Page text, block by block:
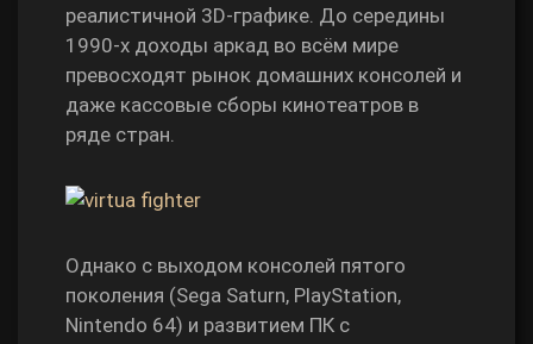
реалистичной 3D‑графике. До середины
1990‑х доходы аркад во всём мире
превосходят рынок домашних консолей и
даже кассовые сборы кинотеатров в
ряде стран.
Однако с выходом консолей пятого
поколения (Sega Saturn, PlayStation,
Nintendo 64) и развитием ПК с